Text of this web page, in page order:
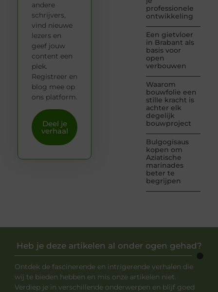
professionele
ontwikkeling
Een gietvloer
in Brabant als
basis voor
open
verbouwen
Waarom
bouwfolie een
stille kracht is
achter elk
degelijk
bouwproject
Bulgogisaus
kopen om
Aziatische
marinades
beter te
begrijpen
andere
schrijvers,
vind nieuwe
lezers en
geef jouw
content een
plek.
Registreer en
blog mee op
ons platform.
Deel je
verhaal
Heb je deze artikelen al onder ogen gehad?
Ontdek de fascinerende en intrigerende verhalen die
wij te bieden hebben en mis onze artikelen niet.
Verdiep je in verschillende onderwerpen en blijf goed